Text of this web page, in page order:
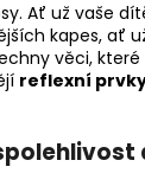
Ať už vaše
kapes, ať
věci,
reflexní